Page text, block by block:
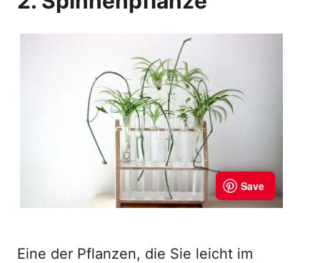
Eine der Pflanzen, die Sie leicht im